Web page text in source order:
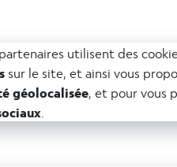
verrouillage…)
utilisent des
sur le site, et ainsi vous
géolocalisée , et pour